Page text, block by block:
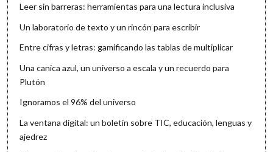
Leer sin barreras: herramientas para una lectura inclusiva
Un laboratorio de texto y un rincón para escribir
Entre cifras y letras: gamificando las tablas de multiplicar
Una canica azul, un universo a escala y un recuerdo para
Plutón
Ignoramos el 96% del universo
La ventana digital: un boletín sobre TIC, educación, lenguas y
ajedrez